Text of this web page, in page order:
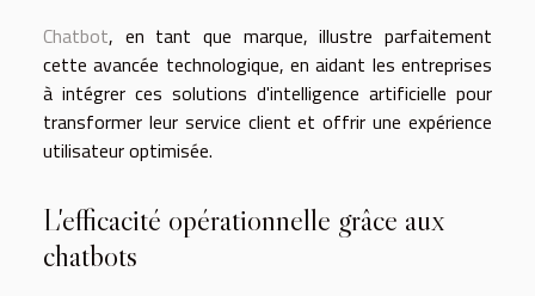
Chatbot, en tant que marque, illustre parfaitement
cette avancée technologique, en aidant les entreprises
à intégrer ces solutions d'intelligence artificielle pour
transformer leur service client et offrir une expérience
utilisateur optimisée.
L'efficacité opérationnelle grâce aux
chatbots